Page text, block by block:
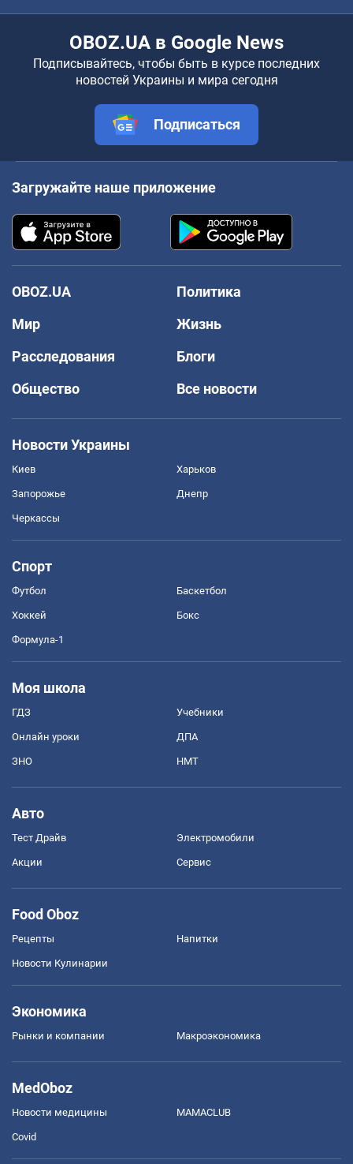
OBOZ.UA в Google News
Подписывайтесь, чтобы быть в курсе последних
новостей Украины и мира сегодня
Подписаться
Загружайте наше приложение
OBOZ.UA
Политика
Мир
Жизнь
Расследования
Блоги
Общество
Все новости
Новости Украины
Киев Харьков
Запорожье Днепр
Черкассы
Спорт
Футбол Баскетбол
Хоккей Бокс
Формула-1
Моя школа
ГДЗ Учебники
Онлайн уроки ДПА
ЗНО НМТ
Авто
Тест Драйв Электромобили
Акции Сервис
Food Oboz
Рецепты Напитки
Новости Кулинарии
Экономика
Рынки и компании Mакроэкономика
MedOboz
Новости медицины MAMACLUB
Covid